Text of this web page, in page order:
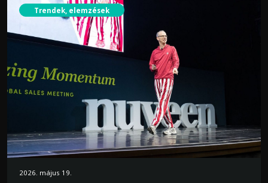
Trendek, elemzések
2026. május 19.